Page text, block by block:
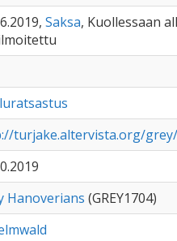
Saksa, Kuollessaan
turjake.altervista.org/
Hanoverians (GREY1704)